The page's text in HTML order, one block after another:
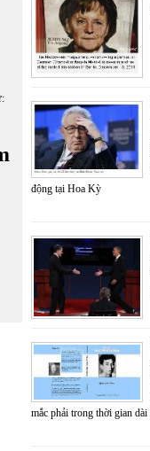
động tại Hoa Kỳ
mắc phải trong thời gian